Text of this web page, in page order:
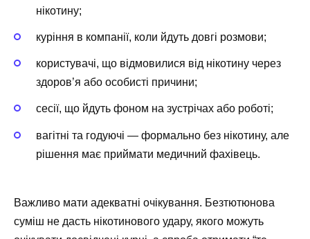
нікотину;
куріння в компанії, коли йдуть довгі розмови;
користувачі, що відмовилися від нікотину через
здоров’я або особисті причини;
сесії, що йдуть фоном на зустрічах або роботі;
вагітні та годуючі — формально без нікотину, але
рішення має приймати медичний фахівець.
Важливо мати адекватні очікування. Безтютюнова
суміш не дасть нікотинового удару, якого можуть